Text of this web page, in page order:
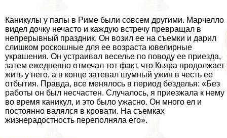
Каникулы у папы в Риме были совсем другими. Марчелло
видел дочку нечасто и каждую встречу превращал в
непрерывный праздник. Он возил ее на съемки и дарил
слишком роскошные для ее возраста ювелирные
украшения. Он устраивал веселье по поводу ее приезда,
затем ежедневно отмечал тот факт, что Кьяра продолжает
жить у него, а в конце затевал шумный ужин в честь ее
отбытия. Правда, все менялось в период безделья: «Без
работы он был несчастен. Случалось, я приезжала к нему
во время каникул, и это было ужасно. Он много ел и
постоянно валялся в кровати. На съемках
жизнерадостность переполняла его».